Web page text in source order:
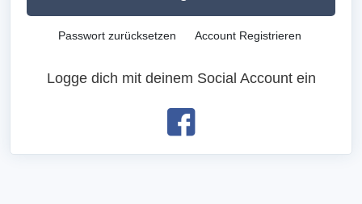
Passwort zurücksetzen Account Registrieren
Logge dich mit deinem Social Account ein